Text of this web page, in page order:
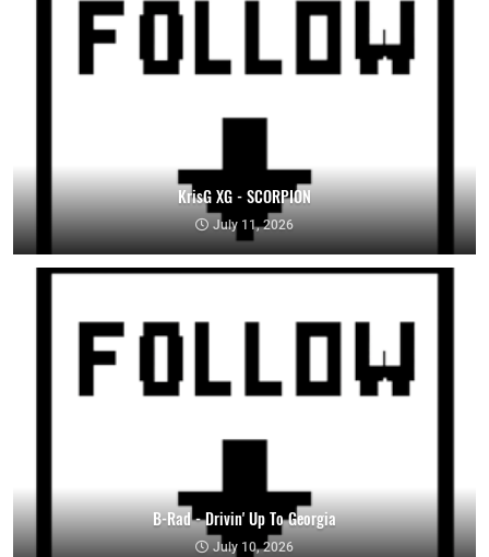
KrisG XG - SCORPION
July 11, 2026
B-Rad - Drivin' Up To Georgia
July 10, 2026